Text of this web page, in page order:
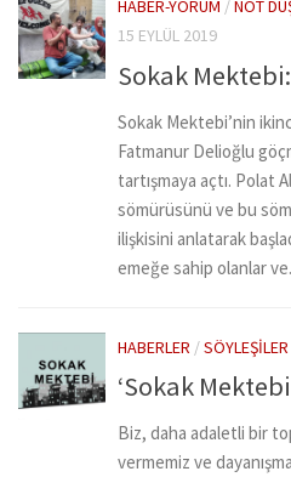
HABER-YORUM /NOT
15 EYLÜL 2019
Sokak
Sokak Mektebi’nin
Fatmanur Delioğlu
tartışmaya açtı. Polat
sömürüsünü ve bu
ilişkisini anlatarak
emeğe sahip olanlar
HABERLER /SÖYLEŞILER
‘Sokak
Biz, daha adaletli bir
vermemiz ve